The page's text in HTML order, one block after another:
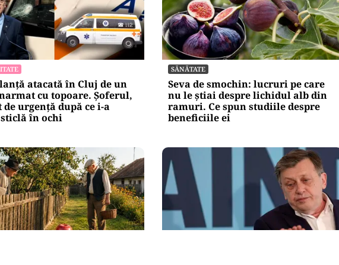
atacată în Cluj de un
cu topoare. Șoferul,
de urgență după ce i-a
în ochi
SĂNĂTATE
Seva de smochin: lucruri pe care
nu le știai despre lichidul alb din
ramuri. Ce spun studiile despre
beneficiile ei